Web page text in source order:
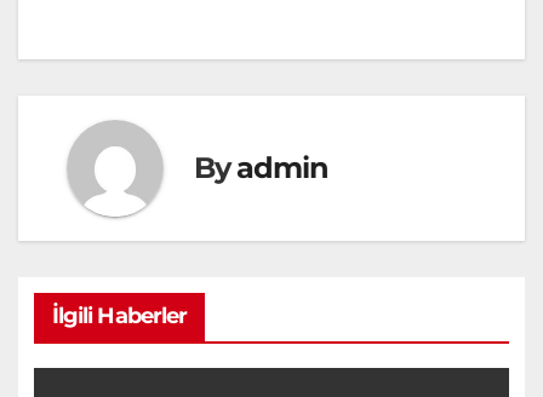
Byadmin
İlgili Haberler